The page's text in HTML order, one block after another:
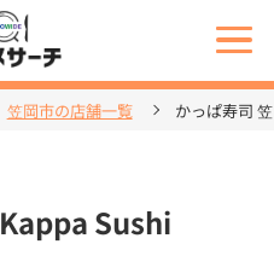
笠岡市の店舗一覧 かっぱ寿司
Sushi